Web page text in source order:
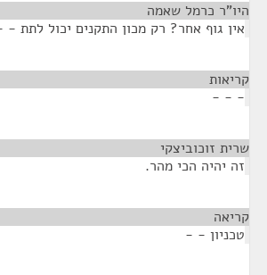
היו"ר כרמל שאמה
אין גוף אחר? רק מכון התקנים יכול לתת -
קריאות
- - -
שרית זוכוביצקי
זה יהיה הכי מהר.
קריאה
טכניון - -